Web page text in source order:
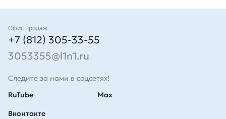
Контакты
Офис продаж
+7 (812) 305-33-55
3053355@l1n1.ru
Следите за нами в соцсетях!
RuTube
Вконтакте
Max